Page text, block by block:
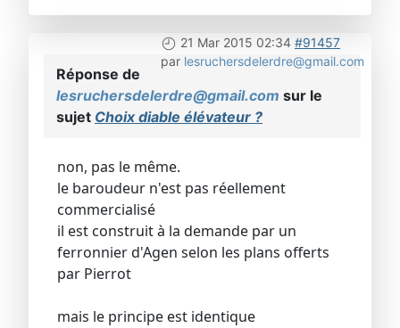
21 Mar 2015 02:34 #91457
par lesruchersdelerdre@gmail.com
Réponse de
lesruchersdelerdre@gmail.com sur le
sujet Choix diable élévateur ?
non, pas le même.
le baroudeur n'est pas réellement
commercialisé
il est construit à la demande par un
ferronnier d'Agen selon les plans offerts
par Pierrot
mais le principe est identique